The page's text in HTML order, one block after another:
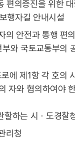
편의증진을 위한
행자길 안내시설
의 안전과 통행 편
와 국토교통부의
에 제1항 각 호의
자와 협의하여야
할하는 시ㆍ도경찰
리청